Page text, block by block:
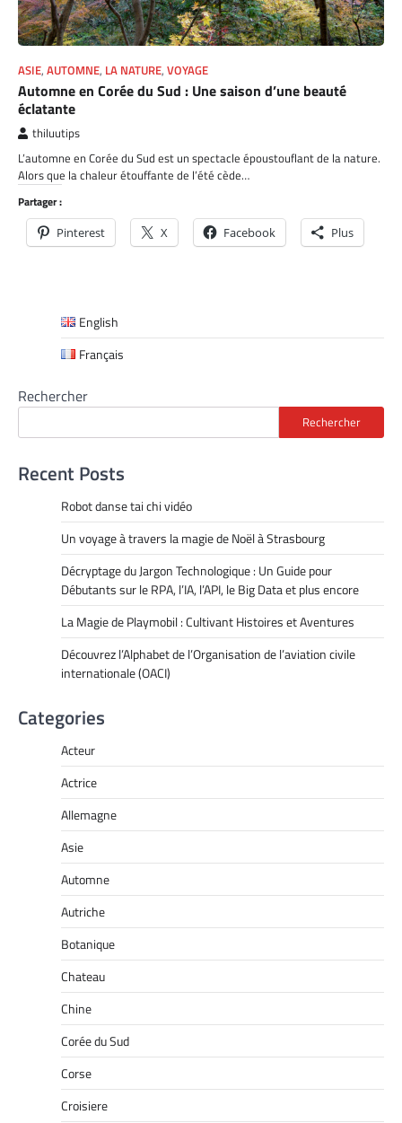
ASIE, AUTOMNE, LA NATURE, VOYAGE
Automne en Corée du Sud : Une saison d’une beauté
éclatante
thiluutips
L’automne en Corée du Sud est un spectacle époustouflant de la nature.
Alors que la chaleur étouffante de l’été cède…
Partager :
Pinterest X Facebook Plus
English
Français
Rechercher
Rechercher
Recent Posts
Robot danse tai chi vidéo
Un voyage à travers la magie de Noël à Strasbourg
Décryptage du Jargon Technologique : Un Guide pour
Débutants sur le RPA, l’IA, l’API, le Big Data et plus encore
La Magie de Playmobil : Cultivant Histoires et Aventures
Découvrez l’Alphabet de l’Organisation de l’aviation civile
internationale (OACI)
Categories
Acteur
Actrice
Allemagne
Asie
Automne
Autriche
Botanique
Chateau
Chine
Corée du Sud
Corse
Croisiere